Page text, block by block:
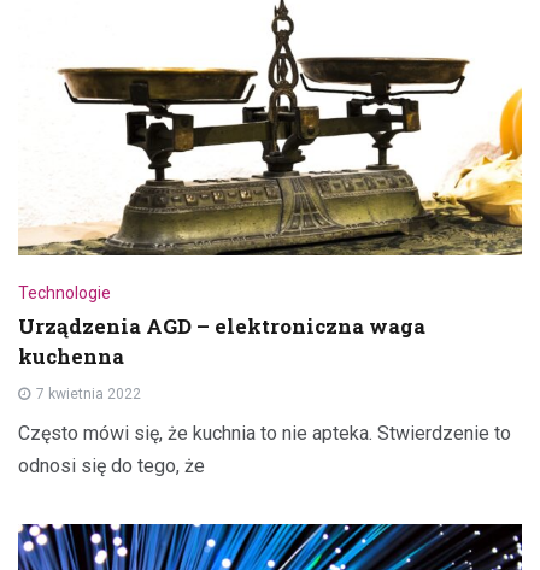
Technologie
Urządzenia AGD – elektroniczna waga
kuchenna
7 kwietnia 2022
Często mówi się, że kuchnia to nie apteka. Stwierdzenie to
odnosi się do tego, że